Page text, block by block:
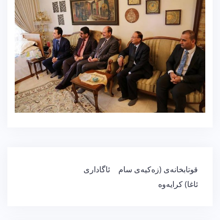
ڕێدۆزیی
بابەت
ئاگاداری
قوتابخانەی (زەكیەی سام
ئاغا) كرایەوە